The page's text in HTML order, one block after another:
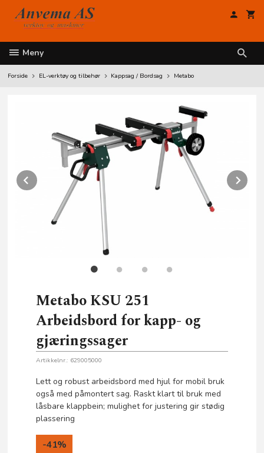
innholdet
Meny
Forside EL-verktøy og tilbehør Kappsag / Bordsag Metabo
Prev
Metabo KSU 251
Arbeidsbord for kapp- og
gjæringssager
Artikkelnr.: 629005000
Lett og robust arbeidsbord med hjul for mobil bruk
også med påmontert sag. Raskt klart til bruk med
låsbare klappbein; mulighet for justering gir stødig
plassering
-41%